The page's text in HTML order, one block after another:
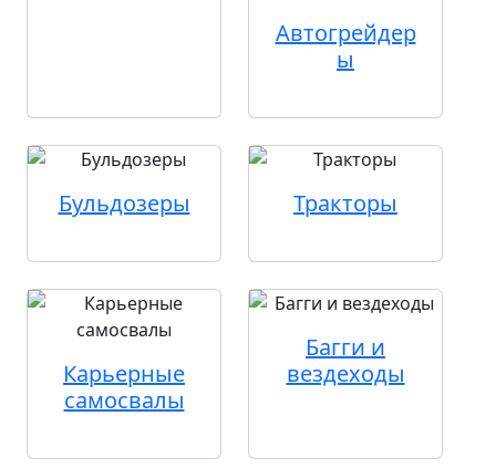
Автогрейдер
ы
Бульдозеры Тракторы
Карьерные
самосвалы
Багги и
вездеходы